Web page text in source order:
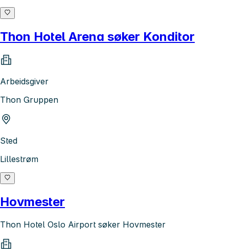
Thon Hotel Arena søker Konditor
Arbeidsgiver
Thon Gruppen
Sted
Lillestrøm
Hovmester
Thon Hotel Oslo Airport søker Hovmester